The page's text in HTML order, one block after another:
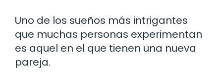
Uno de los sueños más intrigantes
que muchas personas experimentan
es aquel en el que tienen una nueva
pareja.